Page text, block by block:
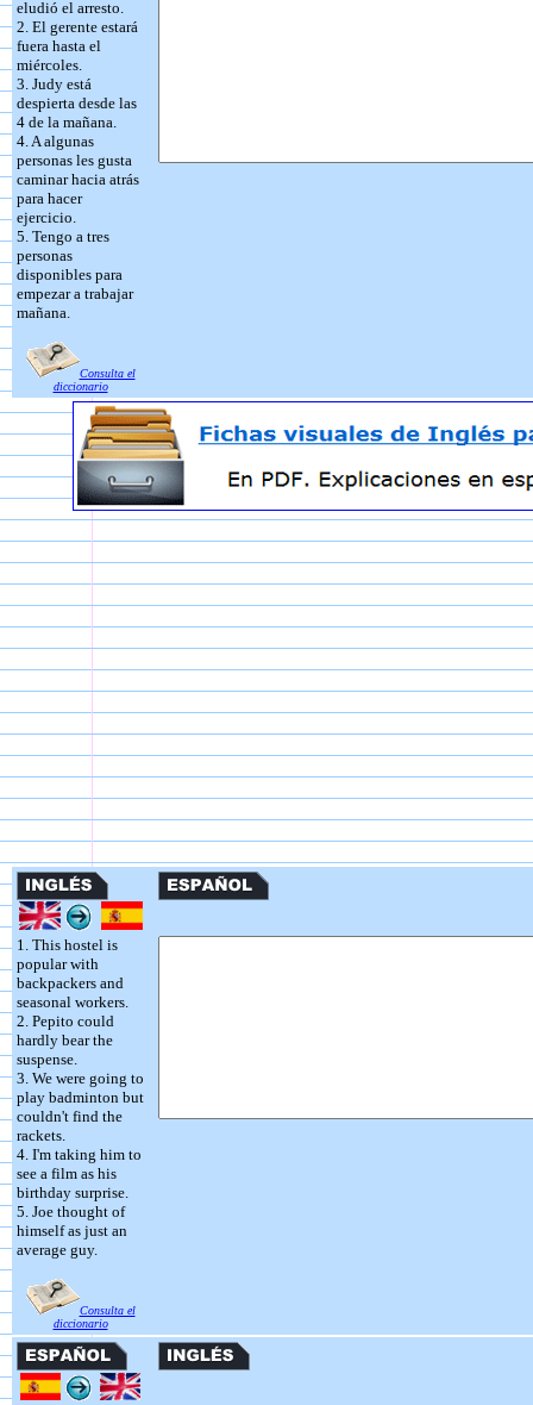
eludió el arresto.
2. El gerente estará
fuera hasta el
miércoles.
3. Judy está
despierta desde las
4 de la mañana.
4. A algunas
personas les gusta
caminar hacia atrás
para hacer
ejercicio.
5. Tengo a tres
personas
disponibles para
empezar a trabajar
mañana.
Consulta el
diccionario
1. This hostel is
popular with
backpackers and
seasonal workers.
2. Pepito could
hardly bear the
suspense.
3. We were going to
play badminton but
couldn't find the
rackets.
4. I'm taking him to
see a film as his
birthday surprise.
5. Joe thought of
himself as just an
average guy.
Consulta el
diccionario